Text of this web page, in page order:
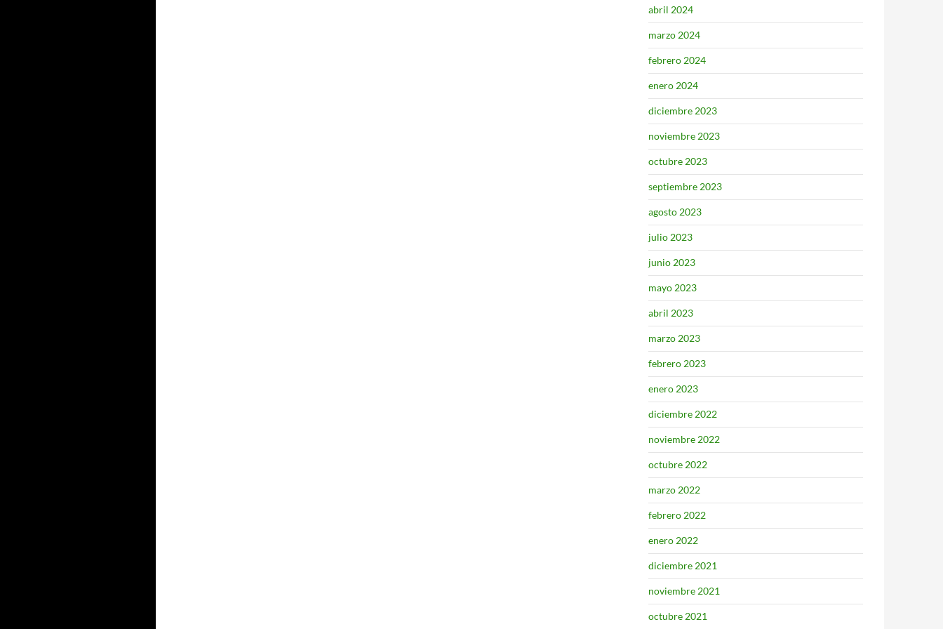
abril 2024
marzo 2024
febrero 2024
enero 2024
diciembre 2023
noviembre 2023
octubre 2023
septiembre 2023
agosto 2023
julio 2023
junio 2023
mayo 2023
abril 2023
marzo 2023
febrero 2023
enero 2023
diciembre 2022
noviembre 2022
octubre 2022
marzo 2022
febrero 2022
enero 2022
diciembre 2021
noviembre 2021
octubre 2021